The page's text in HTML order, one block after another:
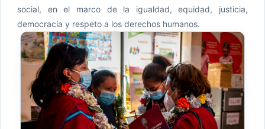
social, en el marco de la igualdad, equidad, justicia,
democracia y respeto a los derechos humanos.